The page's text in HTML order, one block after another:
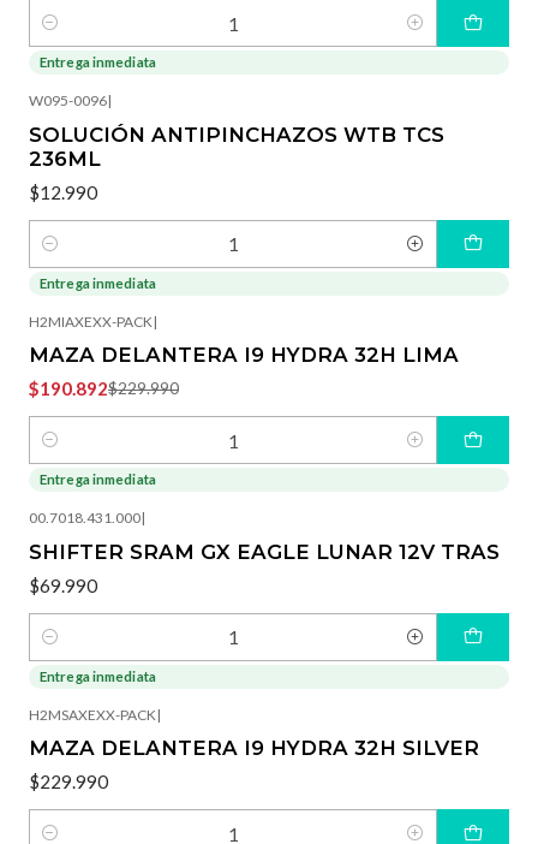
Cantidad
Entrega inmediata
W095-0096|
SOLUCIÓN ANTIPINCHAZOS WTB TCS
236ML
$12.990
Cantidad
-17%
Entrega inmediata
H2MIAXEXX-PACK |
MAZA DELANTERA I9 HYDRA 32H LIMA
$190.892$229.990
Cantidad
Entrega inmediata
00.7018.431.000|
SHIFTER SRAM GX EAGLE LUNAR 12V TRAS
$69.990
Cantidad
Entrega inmediata
H2MSAXEXX-PACK|
MAZA DELANTERA I9 HYDRA 32H SILVER
$229.990